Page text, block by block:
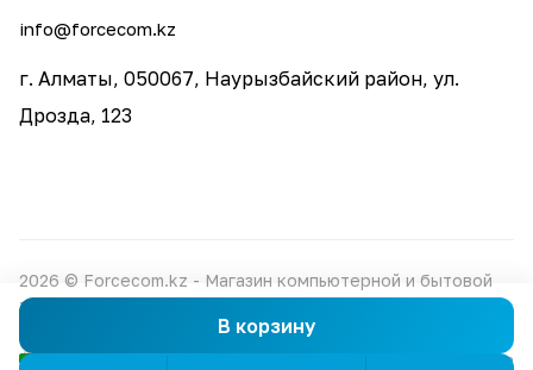
В корзину
info@forcecom.kz
г. Алматы, 050067, Наурызбайский район, ул.
Дрозда, 123
2026 © Forcecom.kz - Магазин компьютерной и бытовой
техники
Оферта